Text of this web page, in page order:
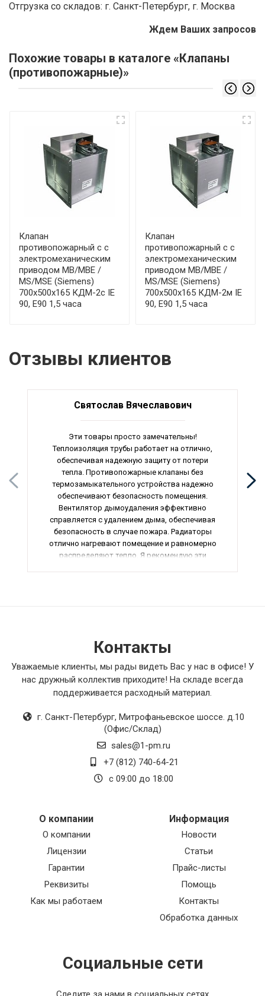
Отгрузка со складов: г. Санкт-Петербург, г. Москва
Ждем Ваших запросов
Похожие товары в каталоге «Клапаны
(противопожарные)»
Клапан
противопожарный с с
электромеханическим
приводом МВ/МВЕ /
MS/MSE (Siemens)
700x500x165 КДМ-2с IE
90, E90 1,5 часа
Клапан
противопожарный с с
электромеханическим
приводом МВ/МВЕ /
MS/MSE (Siemens)
700x500x165 КДМ-2м IE
90, E90 1,5 часа
Отзывы клиентов
Святослав Вячеславович
Эти товары просто замечательны!
Теплоизоляция трубы работает на отлично,
обеспечивая надежную защиту от потери
тепла. Противопожарные клапаны без
термозамыкательного устройства надежно
обеспечивают безопасность помещения.
Вентилятор дымоудаления эффективно
справляется с удалением дыма, обеспечивая
безопасность в случае пожара. Радиаторы
отлично нагревают помещение и равномерно
распределяют тепло. Я рекомендую эти
Контакты
Уважаемые клиенты, мы рады видеть Вас у нас в офисе! У
нас дружный коллектив приходите! На складе всегда
поддерживается расходный материал.
г. Санкт-Петербург, Митрофаньевское шоссе. д.10
(Офис/Склад)
sales@1-pm.ru
+7 (812) 740-64-21
с 09:00 до 18:00
О компании
О компании
Лицензии
Гарантии
Реквизиты
Как мы работаем
Информация
Новости
Статьи
Прайс-листы
Помощь
Контакты
Обработка данных
Социальные сети